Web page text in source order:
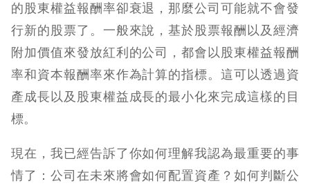
的股東權益報酬率卻衰退，那麼公司可能就不會發
行新的股票了。一般來說，基於股票報酬以及經濟
附加價值來發放紅利的公司，都會以股東權益報酬
率和資本報酬率來作為計算的指標。這可以透過資
產成長以及股東權益成長的最小化來完成這樣的目
標。
現在，我已經告訴了你如何理解我認為最重要的事
情了：公司在未來將會如何配置資產？如何判斷公